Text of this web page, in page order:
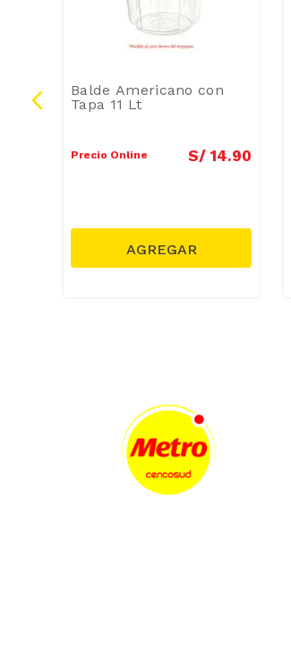
Balde Americano con
Tapa 11 Lt
Precio Online S/ 14.90